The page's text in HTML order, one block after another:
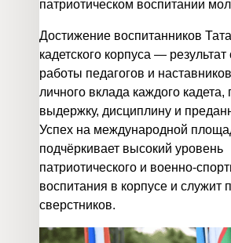
патриотическом воспитании
Достижение воспитанников
кадетского корпуса —
работы педагогов и
личного вклада каждого
выдержку, дисциплину и
Успех на международной
подчёркивает высокий уровень
патриотического и
воспитания в корпусе и служит
сверстников.